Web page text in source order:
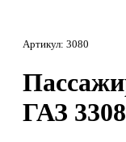
Артикул: 3080
ГАЗ